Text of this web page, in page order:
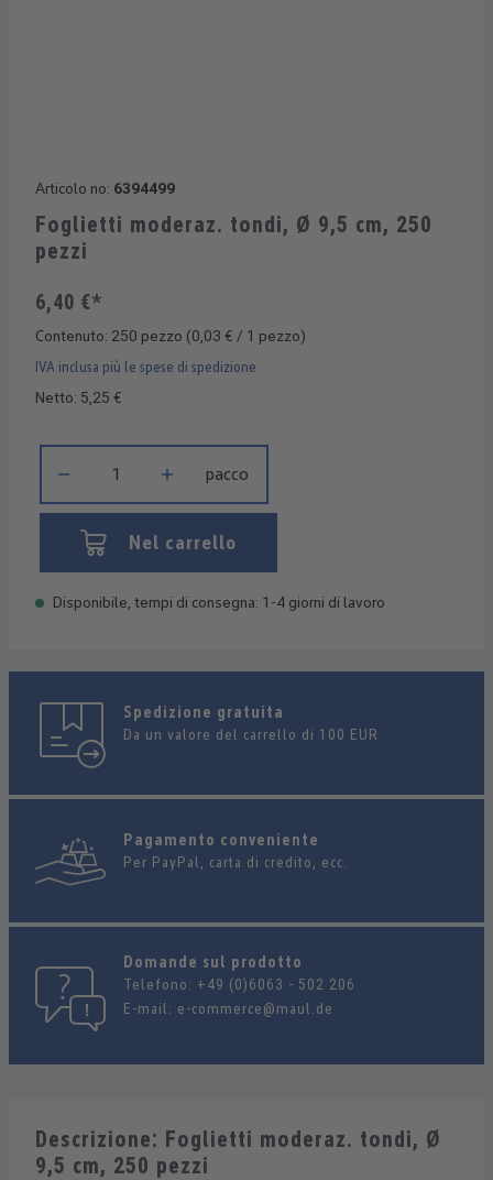
Articolo no: 6394499
Foglietti moderaz. tondi, Ø 9,5 cm, 250
pezzi
6,40 €*
Contenuto: 250 pezzo (0,03 € / 1 pezzo)
IVA inclusa più le spese di spedizione
Netto: 5,25 €
pacco
Nel carrello
Disponibile, tempi di consegna: 1-4 giorni di lavoro
Spedizione gratuita
Da un valore del carrello di 100 EUR
Pagamento conveniente
Per PayPal, carta di credito, ecc.
Domande sul prodotto
Telefono: +49 (0)6063 - 502 206
E-mail: e-commerce@maul.de
Descrizione: Foglietti moderaz. tondi, Ø
9,5 cm, 250 pezzi